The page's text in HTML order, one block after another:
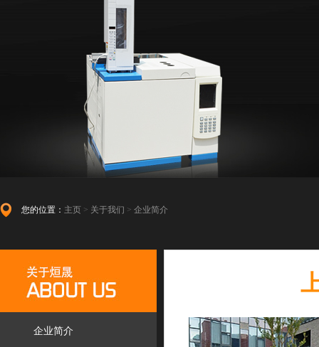
您的位置： 主页 > 关于我们 > 企业简介
企业简介